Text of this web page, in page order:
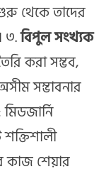
থেকে তাদের
৩.বিপুল সংখ্যক
করা সম্ভব,
সম্ভাবনার
মিডজার্নি
কাজ শেয়ার